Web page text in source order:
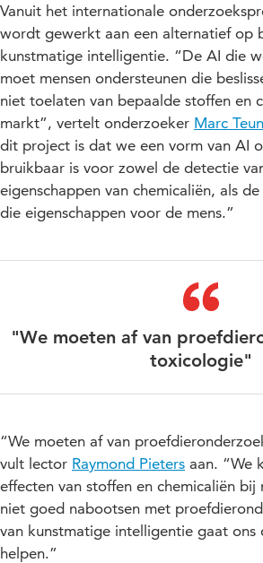
Vanuit het internationale
wordt gewerkt aan een alternatief op
kunstmatige intelligentie. “De AI die
moet mensen ondersteunen die
niet toelaten van bepaalde stoffen en
markt”, vertelt onderzoeker Marc
dit project is dat we een vorm van AI
bruikbaar is voor zowel de detectie
eigenschappen van chemicaliën, als
die eigenschappen voor de mens.”
"We moeten af van
toxicologie"
“We moeten af van
vult lector Raymond Pieters aan. “We
effecten van stoffen en chemicaliën bij
niet goed nabootsen met
van kunstmatige intelligentie gaat
helpen.”